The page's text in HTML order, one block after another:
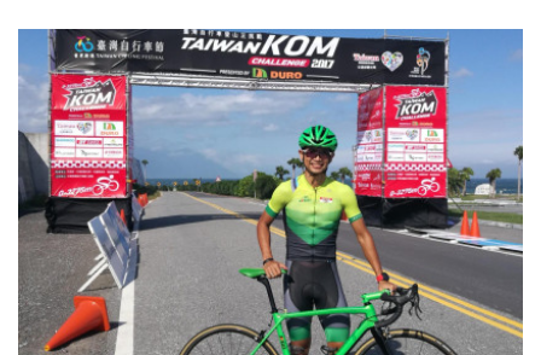
menjajal komponen-komponen berbeda hingga last minute.